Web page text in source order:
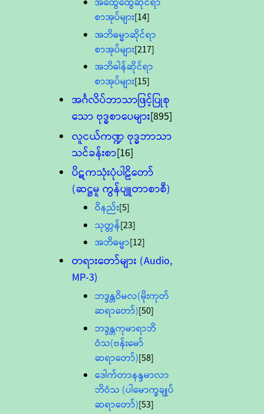
စာအုပ်များ[14]
အဘိဓမ္မာဆိုင်ရာ
စာအုပ်များ[217]
အဘိဓါန်ဆိုင်ရာ
စာအုပ်များ[15]
အင်္ဂလိပ်ဘာသာဖြင့်ပြုစု
သော ဗုဒ္ဓစာပေများ[895]
လူငယ်ကဏ္ဍ ဗုဒ္ဓဘာသာ
သင်ခန်းစာ[16]
ပိဋကသုံးပုံပါဠိတော်
(ဆဋ္ဌမူ ကွန်ပျူတာစာစီ)
ဝိနည်း[5]
သုတ္တန်[23]
အဘိဓမ္မာ[12]
တရားတော်များ (Audio,
MP-3)
ဘဒ္ဒန္တဝိမလ(မိုးကုတ်
ဆရာတော်)[50]
ဘဒ္ဒန္တကုမာရာဘိ
ဝံသ(ဗန်းမော်
ဆရာတော်)[58]
ဒေါက်တာနန္ဒမာလာ
ဘိဝံသ (ပါမောက္ခချုပ်
ဆရာတော်)[53]